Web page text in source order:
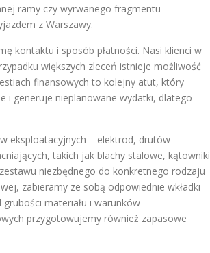
ramy czy wyrwanego fragmentu
z Warszawy.
kontaktu i sposób płatności. Nasi klienci w
większych zleceń istnieje możliwość
finansowych to kolejny atut, który
i generuje nieplanowane wydatki, dlatego
eksploatacyjnych – elektrod, drutów
takich jak blachy stalowe, kątowniki
niezbędnego do konkretnego rodzaju
zabieramy ze sobą odpowiednie wkładki
materiału i warunków
przygotowujemy również zapasowe